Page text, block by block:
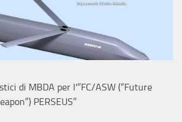
di MBDA per l'”FC/ASW (“Future
PERSEUS”